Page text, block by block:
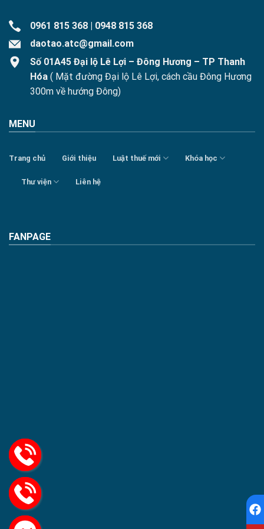
0961 815 368 | 0948 815 368
daotao.atc@gmail.com
Số 01A45 Đại lộ Lê Lợi – Đông Hương – TP Thanh
Hóa ( Mặt đường Đại lộ Lê Lợi, cách cầu Đông Hương
300m về hướng Đông)
MENU
Trang chủ Giới thiệu Luật thuế mới Khóa học
Thư viện Liên hệ
FANPAGE